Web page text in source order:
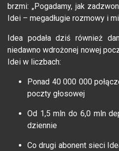
brzmi: „Pogadamy, jak
Idei – megadługie rozmowy i
Idea podała dziś również
niedawno wdrożonej nowej
Idei w liczbach:
Ponad 40 000 000
poczty głosowej
Od 1,5 mln do 6,0 mln
dziennie
Co drugi abonent sieci